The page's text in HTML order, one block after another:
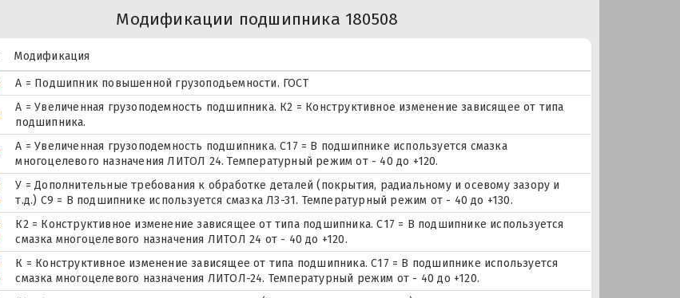
Модификации подшипника 180508
Модификация
А = Подшипник повышенной грузоподьемности. ГОСТ
А = Увеличенная грузоподемность подшипника. К2 = Конструктивное изменение зависящее от типа
подшипника.
А = Увеличенная грузоподемность подшипника. С17 = В подшипнике используется смазка
многоцелевого назначения ЛИТОЛ 24. Температурный режим от - 40 до +120.
У = Дополнительные требования к обработке деталей (покрытия, радиальному и осевому зазору и
т.д.) С9 = В подшипнике используется смазка Л3-31. Температурный режим от - 40 до +130.
К2 = Конструктивное изменение зависящее от типа подшипника. С17 = В подшипнике используется
смазка многоцелевого назначения ЛИТОЛ 24 от - 40 до +120.
К = Конструктивное изменение зависящее от типа подшипника. С17 = В подшипнике используется
смазка многоцелевого назначения ЛИТОЛ-24. Температурный режим от - 40 до +120.